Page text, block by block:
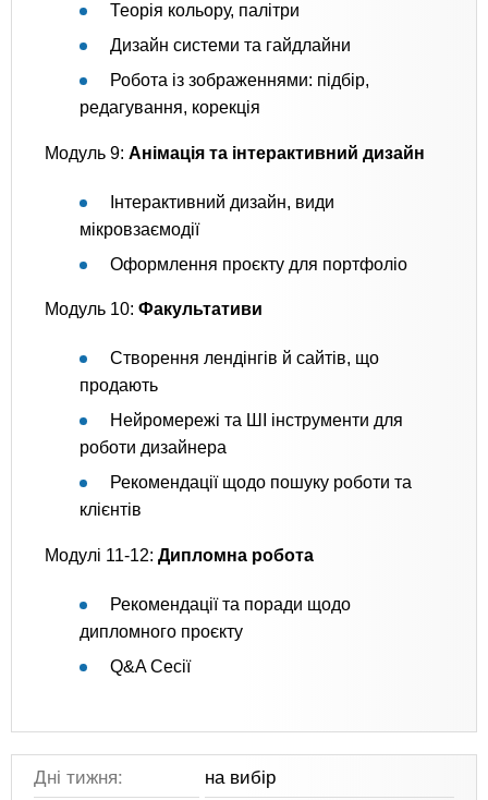
Теорія кольору, палітри
Дизайн системи та гайдлайни
Робота із зображеннями: підбір,
редагування, корекція
Модуль 9: Анімація та інтерактивний дизайн
Інтерактивний дизайн, види
мікровзаємодії
Оформлення проєкту для портфоліо
Модуль 10: Факультативи
Створення лендінгів й сайтів, що
продають
Нейромережі та ШІ інструменти для
роботи дизайнера
Рекомендації щодо пошуку роботи та
клієнтів
Модулі 11-12: Дипломна робота
Рекомендації та поради щодо
дипломного проєкту
Q&A Сесії
Дні тижня:
на вибір